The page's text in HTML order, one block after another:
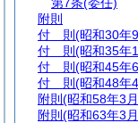
附則
付 則 (昭和30年
付 則 (昭和35年
付 則 (昭和45年
付 則 (昭和48年
附則 (昭和58年3
附則 (昭和63年3